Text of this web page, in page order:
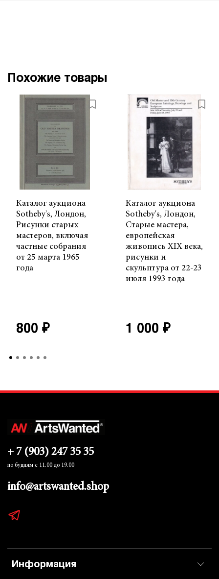
Похожие товары
Каталог аукциона
Sotheby's, Лондон,
Рисунки старых
мастеров, включая
частные собрания
от 25 марта 1965
года
800 ₽
Каталог аукциона
Sotheby's, Лондон,
Старые мастера,
европейская
живопись XIX века,
рисунки и
скульптура от 22-23
июля 1993 года
1 000 ₽
Информация
+ 7 (903) 247 35 35
по будням с 11.00 до 19.00
info@artswanted.shop